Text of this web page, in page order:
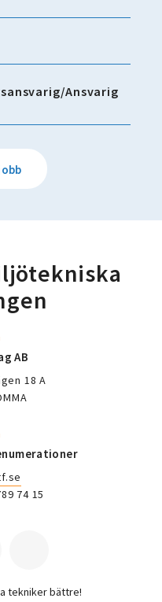
Ansvarig
AB
18 A
74 15
tekniker bättre!